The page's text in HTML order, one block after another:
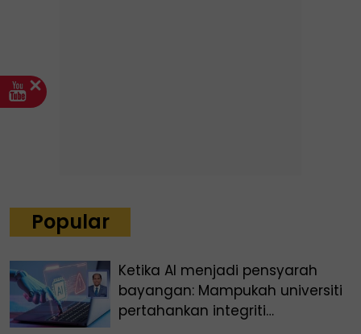
Popular
Ketika AI menjadi pensyarah
bayangan: Mampukah universiti
pertahankan integriti